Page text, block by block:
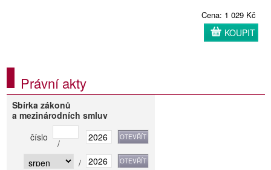
Cena: 1 029 Kč
KOUPIT
Právní akty
Sbírka zákonů
a mezinárodních smluv
číslo
/
/